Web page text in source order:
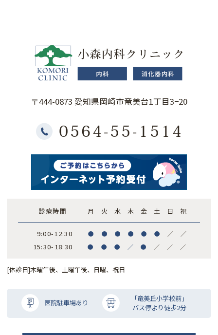
〒444-0873 愛知県岡崎市竜美台1丁目3−20
0564-55-1514
診療時間 月 火 水 木 金 土 日 祝
9:00-12:30 ● ● ● ● ● ● ／ ／
15:30-18:30 ● ● ● ／ ● ／ ／ ／
[休診日]木曜午後、土曜午後、日曜、祝日
医院駐車場あり
「竜美丘小学校前」
バス停より徒歩2分